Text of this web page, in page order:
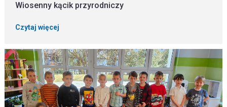
Wiosenny kącik przyrodniczy
Czytaj więcej